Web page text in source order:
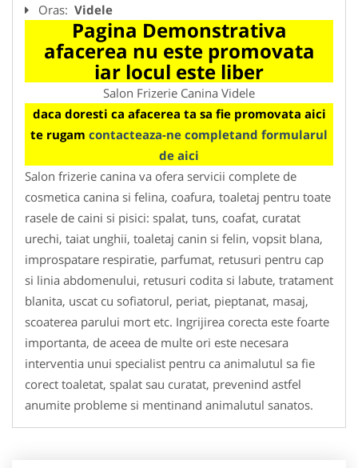
Oras: Videle
Pagina Demonstrativa
afacerea nu este promovata
iar locul este liber
Salon Frizerie Canina Videle
daca doresti ca afacerea ta sa fie promovata aici
te rugam contacteaza-ne completand formularul
de aici
Salon frizerie canina va ofera servicii complete de
cosmetica canina si felina, coafura, toaletaj pentru toate
rasele de caini si pisici: spalat, tuns, coafat, curatat
urechi, taiat unghii, toaletaj canin si felin, vopsit blana,
improspatare respiratie, parfumat, retusuri pentru cap
si linia abdomenului, retusuri codita si labute, tratament
blanita, uscat cu sofiatorul, periat, pieptanat, masaj,
scoaterea parului mort etc. Ingrijirea corecta este foarte
importanta, de aceea de multe ori este necesara
interventia unui specialist pentru ca animalutul sa fie
corect toaletat, spalat sau curatat, prevenind astfel
anumite probleme si mentinand animalutul sanatos.